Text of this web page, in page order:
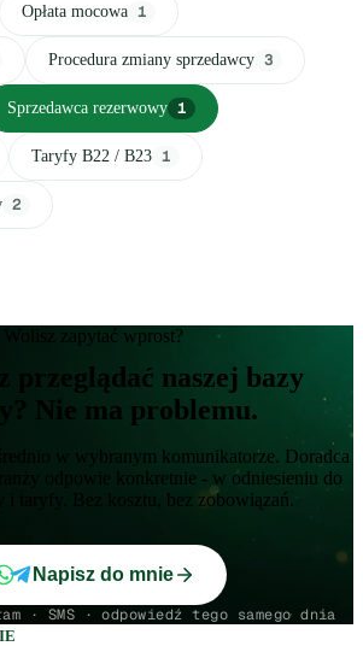
Opłata mocowa 1
Procedura zmiany sprzedawcy 3
Sprzedawca rezerwowy 1
Taryfy B22 / B23 1
2
Wolisz zapytać wprost?
przeglądać naszej bazy
Nie ma problemu.
w wybranym komunikatorze. Doradca
odpowie konkretnie - w odniesieniu do
i taryfy. Bez kosztu, bez zobowiązań.
Napisz do mnie
· SMS · odpowiedź tego samego dnia